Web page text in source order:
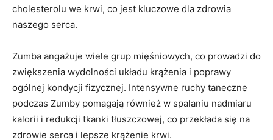
cholesterolu we krwi, co jest kluczowe dla zdrowia
naszego serca.
Zumba angażuje wiele grup mięśniowych, co prowadzi do
zwiększenia wydolności układu krążenia i poprawy
ogólnej kondycji fizycznej. Intensywne ruchy taneczne
podczas Zumby pomagają również w spalaniu nadmiaru
kalorii i redukcji tkanki tłuszczowej, co przekłada się na
zdrowie serca i lepsze krążenie krwi.